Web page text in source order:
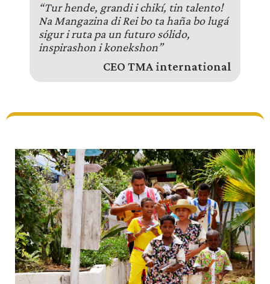
“Tur hende, grandi i chikí, tin talento!
Na Mangazina di Rei bo ta haña bo lugá
sigur i ruta pa un futuro sólido,
inspirashon i konekshon”
CEO TMA international